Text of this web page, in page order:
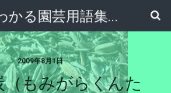
写真でわかる園芸用語集｜見て納得！かんたんガーデニング用語辞典
2009年8月1日
（もみがらくんた